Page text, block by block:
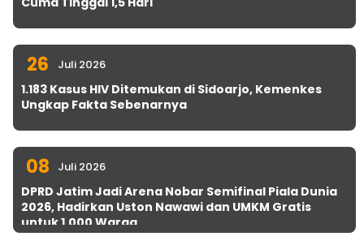
26 Juli 2026
1.183 Kasus HIV Ditemukan di Sidoarjo, Kemenkes
Ungkap Fakta Sebenarnya
08 Juli 2026
DPRD Jatim Jadi Arena Nobar Semifinal Piala Dunia
2026, Hadirkan Uston Nawawi dan UMKM Gratis
untuk 1.000 Warga